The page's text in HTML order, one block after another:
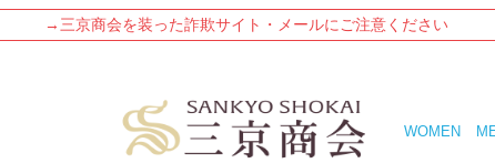
→三京商会を装った詐欺サイト・メールにご注意ください
WOMEN